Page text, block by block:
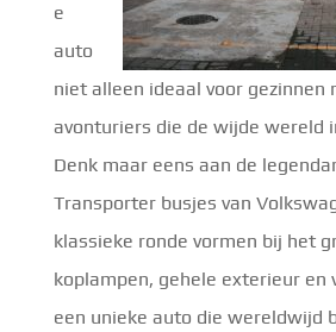
e
auto
niet alleen ideaal voor gezinnen
avonturiers die de wijde wereld
Denk maar eens aan de
Transporter busjes van
klassieke ronde vormen bij het
koplampen, gehele exterieur en
een unieke auto die wereldwijd